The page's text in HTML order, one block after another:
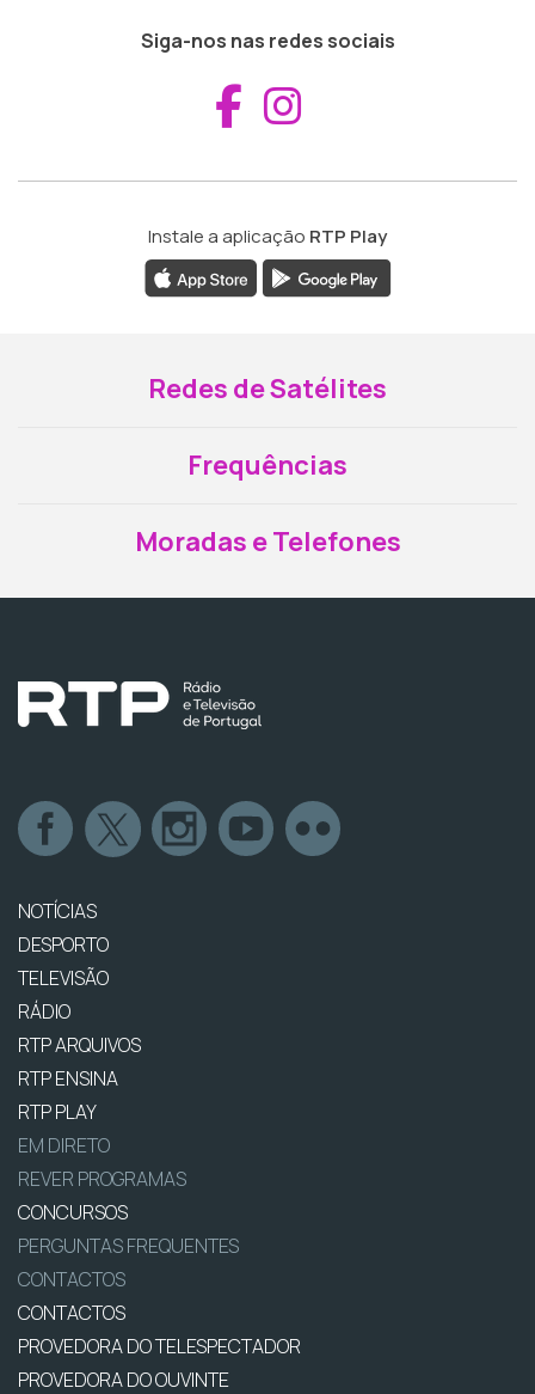
Siga-nos nas redes sociais
Aceder ao
Instale a aplicação RTP Play
Redes de Satélites
Frequências
Moradas e Telefones
NOTÍCIAS
DESPORTO
TELEVISÃO
RÁDIO
RTP ARQUIVOS
RTP ENSINA
RTP PLAY
EM DIRETO
REVER PROGRAMAS
CONCURSOS
PERGUNTAS FREQUENTES
CONTACTOS
CONTACTOS
PROVEDORA DO TELESPECTADOR
PROVEDORA DO OUVINTE